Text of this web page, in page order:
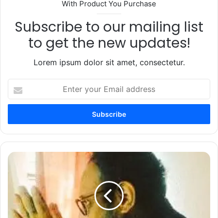
With Product You Purchase
Subscribe to our mailing list
to get the new updates!
Lorem ipsum dolor sit amet, consectetur.
your
Email